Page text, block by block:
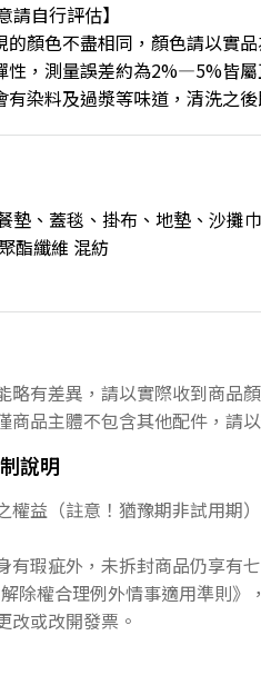
請自行評估】
顏色不盡相同，顏色請以實
，測量誤差約為2%—5%皆
染料及過漿等味道，清洗之
墊、蓋毯、掛布、地墊、沙攤
酯纖維 混紡
略有差異，請以實際收到商品
商品主體不包含其他配件，請
說明
權益（註意！猶豫期非試用期
有瑕疵外，未拆封商品仍享有
除權合理例外情事適用準則》
改或改開發票。